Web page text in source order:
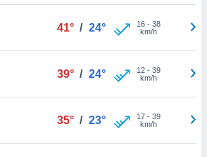
41° / 24° 16- 38
km/h
39° / 24° 12- 39
km/h
35° / 23° 17- 39
km/h